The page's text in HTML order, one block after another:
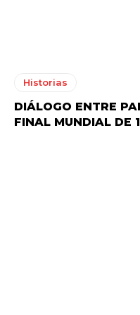
Historias
DIÁLOGO ENTRE
FINAL MUNDIAL DE